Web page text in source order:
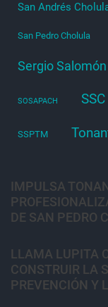
San Andrés
San Pedro Cholula
Sergio
SOSAPACH SSC
SSPTM
IMPULSA
DE SAN PEDRO
LLAMA LUPITA
CONSTRUIR LA
PREVENCIÓN Y